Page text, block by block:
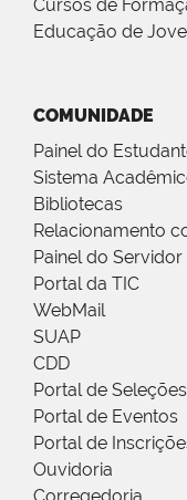
Cursos de
Educação de
COMUNIDADE
Painel do
Sistema
Bibliotecas
Relacionamento
Painel do Servidor
Portal da TIC
WebMail
SUAP
CDD
Portal de Seleções
Portal de Eventos
Portal de
Ouvidoria